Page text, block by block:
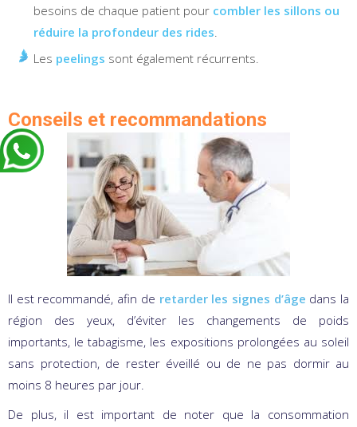
besoins de chaque patient pour combler les sillons ou
réduire la profondeur des rides.
Les peelings sont également récurrents.
Conseils et recommandations
Il est recommandé, afin de retarder les signes d’âge dans la
région des yeux, d’éviter les changements de poids
importants, le tabagisme, les expositions prolongées au soleil
sans protection, de rester éveillé ou de ne pas dormir au
moins 8 heures par jour.
De plus, il est important de noter que la consommation